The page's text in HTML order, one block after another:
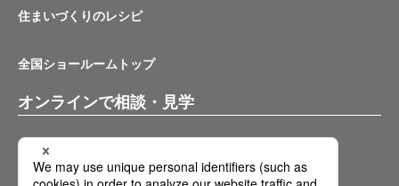
住まいづくりのレシピ
全国ショールームトップ
オンラインで相談・見学
バーチャルショールーム
オンライン相談サービス